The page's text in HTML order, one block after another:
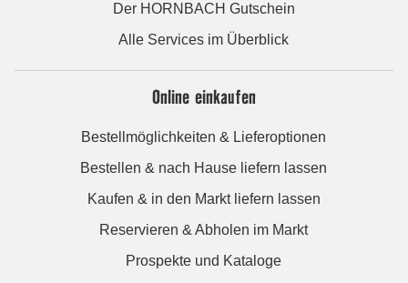
Der HORNBACH Gutschein
Alle Services im Überblick
Online einkaufen
Bestellmöglichkeiten & Lieferoptionen
Bestellen & nach Hause liefern lassen
Kaufen & in den Markt liefern lassen
Reservieren & Abholen im Markt
Prospekte und Kataloge